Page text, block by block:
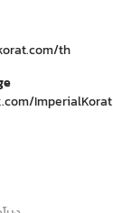
th
ImperialKorat